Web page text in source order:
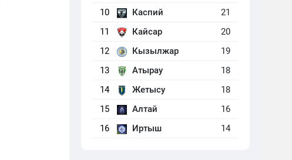
10
Каспий
21
11
Кайсар
20
12
Кызылжар
19
13
Атырау
18
14
Жетысу
18
15
Алтай
16
16
Иртыш 14